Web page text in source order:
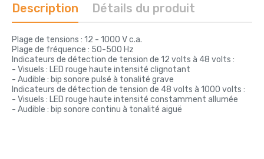
Description Détails du produit
Plage de tensions : 12 - 1000 V c.a.
Plage de fréquence : 50-500 Hz
Indicateurs de détection de tension de 12 volts à 48 volts :
- Visuels : LED rouge haute intensité clignotant
- Audible : bip sonore pulsé à tonalité grave
Indicateurs de détection de tension de 48 volts à 1000 volts :
- Visuels : LED rouge haute intensité constamment allumée
- Audible : bip sonore continu à tonalité aiguë